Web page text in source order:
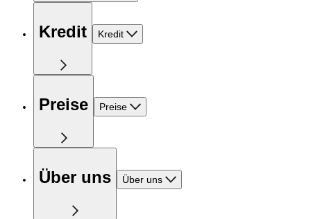
Kredit Kredit
Preise Preise
Über uns Über uns